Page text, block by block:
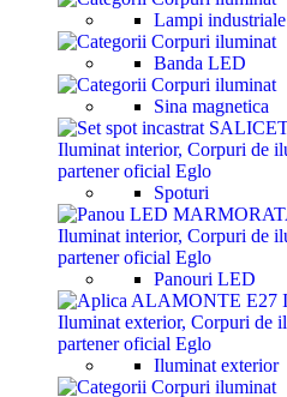
Lampi industriale
Banda LED
Sina magnetica
Spoturi
Panouri LED
Iluminat exterior